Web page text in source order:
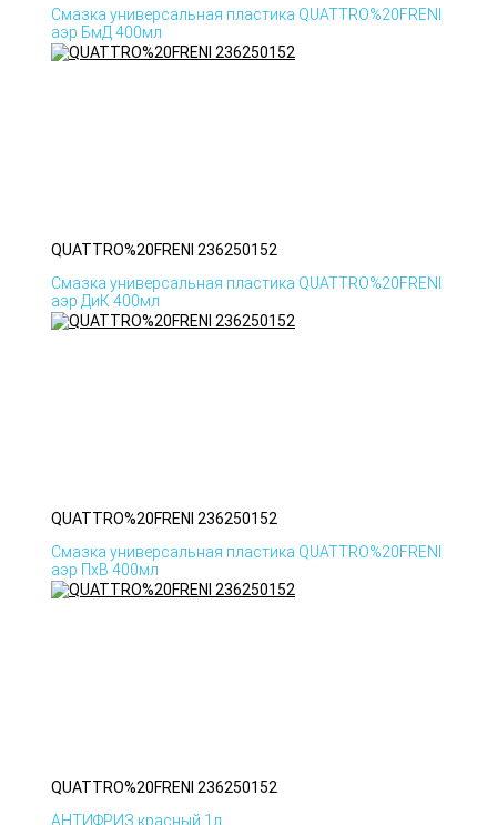
Смазка универсальная пластика QUATTRO%20FRENI
аэр БмД 400мл
QUATTRO%20FRENI 236250152
Смазка универсальная пластика QUATTRO%20FRENI
аэр ДиК 400мл
QUATTRO%20FRENI 236250152
Смазка универсальная пластика QUATTRO%20FRENI
аэр ПхВ 400мл
QUATTRO%20FRENI 236250152
АНТИФРИЗ красный 1л.